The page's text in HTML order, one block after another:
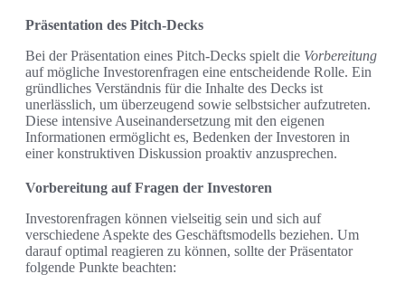
Präsentation des Pitch-Decks
Bei der Präsentation eines Pitch-Decks spielt die Vorbereitung
auf mögliche Investorenfragen eine entscheidende Rolle. Ein
gründliches Verständnis für die Inhalte des Decks ist
unerlässlich, um überzeugend sowie selbstsicher aufzutreten.
Diese intensive Auseinandersetzung mit den eigenen
Informationen ermöglicht es, Bedenken der Investoren in
einer konstruktiven Diskussion proaktiv anzusprechen.
Vorbereitung auf Fragen der Investoren
Investorenfragen können vielseitig sein und sich auf
verschiedene Aspekte des Geschäftsmodells beziehen. Um
darauf optimal reagieren zu können, sollte der Präsentator
folgende Punkte beachten: